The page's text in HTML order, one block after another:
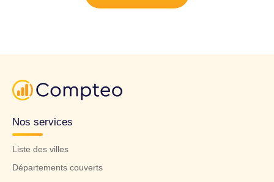
Nos services
Liste des villes
Départements couverts